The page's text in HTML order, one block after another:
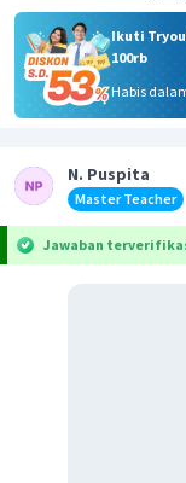
Ikuti
100rb
Habis
N. Puspita
Master Teacher
Jawaban